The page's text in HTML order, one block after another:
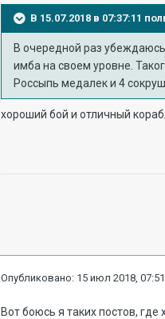
В 15.07.2018 в 07:37:11
В очередной раз
имба на своем уровне.
Россыпь медалек и 4
хороший бой и отличный
Опубликовано: 15 июл 2018,
Вот боюсь я таких постов,